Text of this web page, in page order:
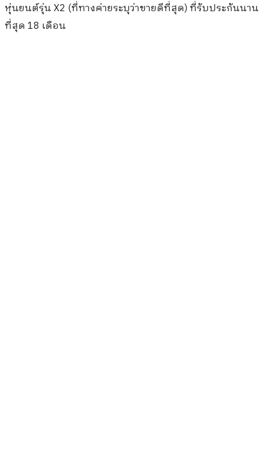
หุ่นยนต์รุ่น X2 (ที่ทางค่ายระบุว่าขายดีที่สุด) ที่รับประกันนาน
ที่สุด 18 เดือน